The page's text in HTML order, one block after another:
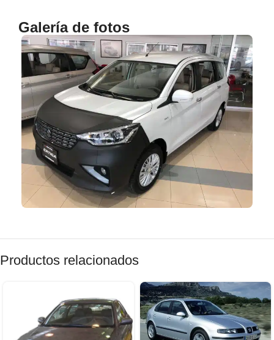
Galería de fotos
Productos relacionados